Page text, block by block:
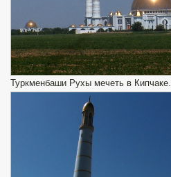
Туркменбаши Рухы мечеть в Кипчаке.